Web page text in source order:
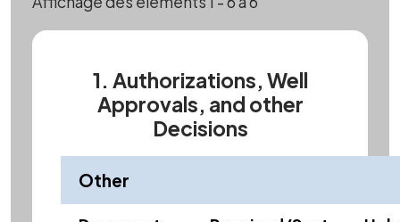
1. Authorizations, Well
Approvals, and other
Decisions
Other